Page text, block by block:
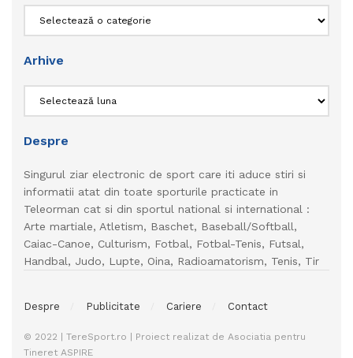
Arhive
Despre
Singurul ziar electronic de sport care iti aduce stiri si
informatii atat din toate sporturile practicate in
Teleorman cat si din sportul national si international :
Arte martiale, Atletism, Baschet, Baseball/Softball,
Caiac-Canoe, Culturism, Fotbal, Fotbal-Tenis, Futsal,
Handbal, Judo, Lupte, Oina, Radioamatorism, Tenis, Tir
Despre Publicitate Cariere Contact
© 2022 | TereSport.ro | Proiect realizat de Asociatia pentru
Tineret ASPIRE